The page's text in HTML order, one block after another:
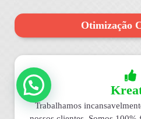
Otimização
Trabalhamos